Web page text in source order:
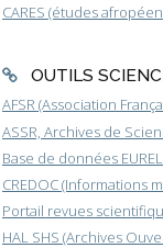
CARES (études
OUTILS
AFSR (Association
ASSR, Archives de
Base de données
CREDOC (Informations
Portail revues
HAL SHS (Archives